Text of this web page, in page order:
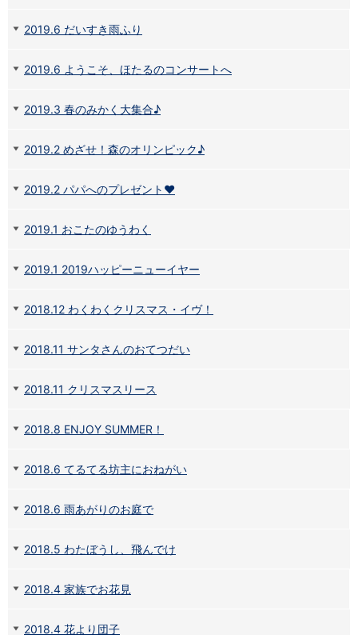
iDeCo・国民年金基金
ロボアドバイザークラウドファンディングTOP
funds
ローン
新規お借入れの方
リ・バース60
目的別ローン
保険
個人年金保険
就業不能保険
海外旅行保険
スマホ保険
介護保険
デビットカード
アプリ
通帳アプリ
2019.6 だいすき雨ふり
2019.6 ようこそ、ほたるのコンサートへ
2019.3 春のみかく大集合♪
2019.2 めざせ！森のオリンピック♪
2019.2 パパへのプレゼント❤
2019.1 おこたのゆうわく
2019.1 2019ハッピーニューイヤー
2018.12 わくわくクリスマス・イヴ！
2018.11 サンタさんのおてつだい
2018.11 クリスマスリース
2018.8 ENJOY SUMMER！
2018.6 てるてる坊主におねがい
2018.6 雨あがりのお庭で
2018.5 わたぼうし、飛んでけ
2018.4 家族でお花見
2018.4 花より団子